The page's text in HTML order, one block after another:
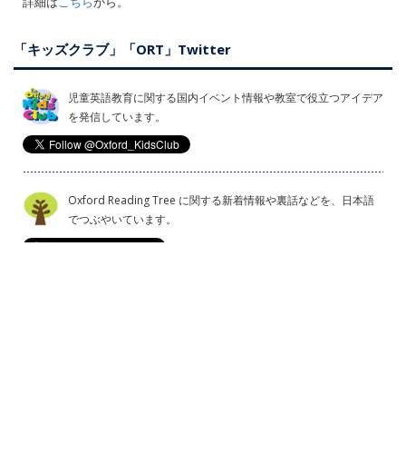
「キッズクラブ」「ORT」Twitter
児童英語教育に関する国内イベント情報や教室で役立つアイデア
を発信しています。
Oxford Reading Tree に関する新着情報や裏話などを、日本語
でつぶやいています。